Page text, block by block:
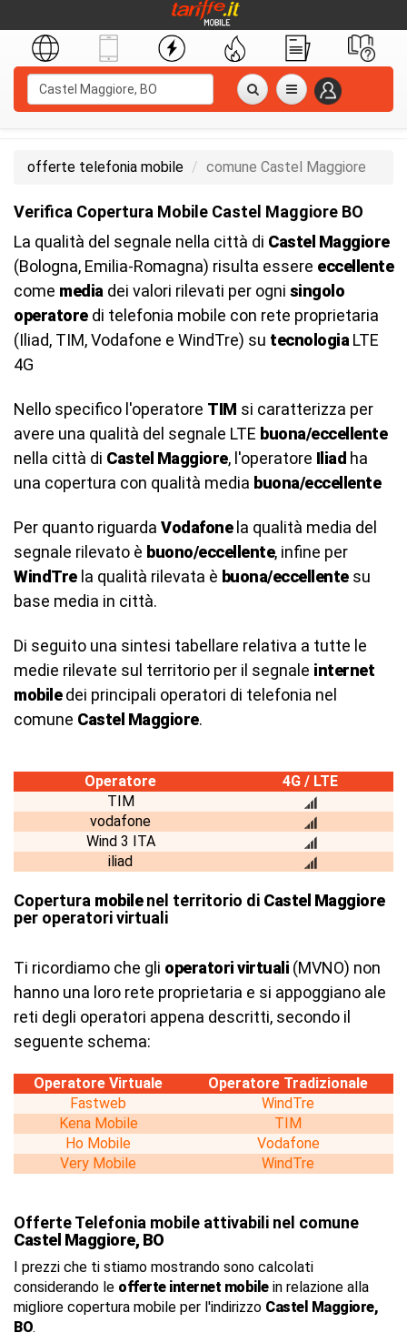
offerte telefonia mobile comune Castel Maggiore
Verifica Copertura Mobile Castel Maggiore BO
La qualità del segnale nella città di Castel Maggiore
(Bologna, Emilia-Romagna) risulta essere eccellente
come media dei valori rilevati per ogni singolo
operatoredi telefonia mobile con rete proprietaria
(Iliad, TIM, Vodafone e WindTre) su tecnologia LTE
4G
Nello specifico l'operatore TIM si caratterizza per
avere una qualità del segnale LTE buona/eccellente
nella città di Castel Maggiore, l'operatore Iliad ha
una copertura con qualità media buona/eccellente
Per quanto riguarda Vodafonela qualità media del
segnale rilevato è buono/eccellente, infine per
WindTrela qualità rilevata è buona/eccellentesu
base media in città.
Di seguito una sintesi tabellare relativa a tutte le
medie rilevate sul territorio per il segnale internet
mobiledei principali operatori di telefonia nel
comune Castel Maggiore.
Operatore
4G / LTE
TIM
vodafone
Wind 3 ITA
iliad
Copertura mobilenel territorio di Castel Maggiore
per operatori virtuali
Ti ricordiamo che gli operatori virtuali (MVNO) non
hanno una loro rete proprietaria e si appoggiano ale
reti degli operatori appena descritti, secondo il
seguente schema:
Operatore Virtuale
Operatore Tradizionale
Fastweb
WindTre
Kena Mobile
TIM
Ho Mobile
Vodafone
Very Mobile
WindTre
Offerte Telefonia mobile attivabili nel comune
Castel Maggiore, BO
I prezzi che ti stiamo mostrando sono calcolati
considerando le offerte internet mobilein relazione alla
migliore copertura mobile per l'indirizzo Castel Maggiore,
BO.